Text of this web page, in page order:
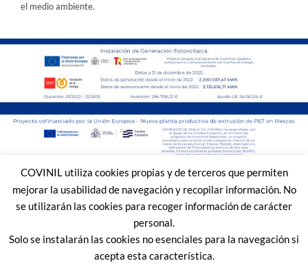
el medio ambiente.
COVINIL utiliza cookies propias y de terceros que permiten
mejorar la usabilidad de navegación y recopilar información. No
se utilizarán las cookies para recoger información de carácter
personal.
Solo se instalarán las cookies no esenciales para la navegación si
acepta esta característica.